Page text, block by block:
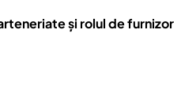
și rolul de furnizor